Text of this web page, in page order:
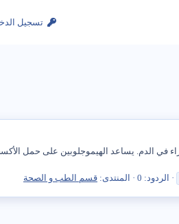
تسجيل
في الدم. يساعد الهيموجلوبين على حمل
الردود: 0 المنتدى: قسم الطب و الصحة